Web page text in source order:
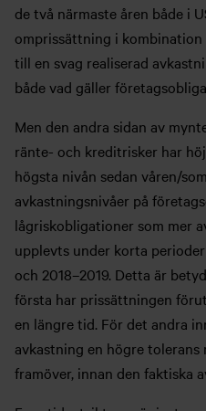
de två närmaste åren både i
omprissättning i
till en svag realiserad
både vad gäller
Men den andra sidan av
ränte- och kreditrisker har
högsta nivån sedan våren/
avkastningsnivåer på
lågriskobligationer som mer
upplevts under korta
och 2018–2019. Detta är
första har prissättningen
en längre tid. För det andra
avkastning en högre
framöver, innan den faktiska